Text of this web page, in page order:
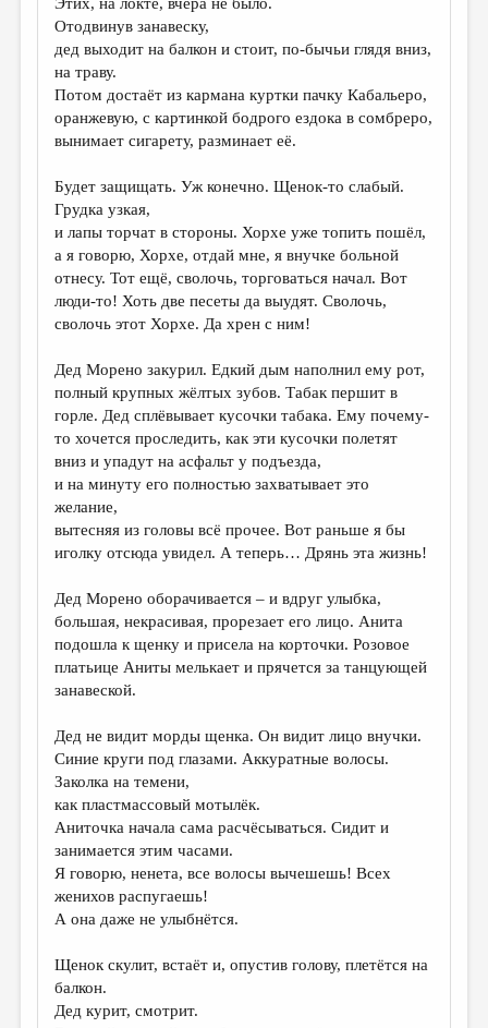
Отодвинув занавеску,
дед выходит на балкон и стоит, по-бычьи глядя вниз,
на траву.
Потом достаёт из кармана куртки пачку Кабальеро,
оранжевую, с картинкой бодрого ездока в сомбреро,
вынимает сигарету, разминает её.
Будет защищать. Уж конечно. Щенок-то слабый.
Грудка узкая,
и лапы торчат в стороны. Хорхе уже топить пошёл,
а я говорю, Хорхе, отдай мне, я внучке больной
отнесу. Тот ещё, сволочь, торговаться начал. Вот
люди-то! Хоть две песеты да выудят. Сволочь,
сволочь этот Хорхе. Да хрен с ним!
Дед Морено закурил. Едкий дым наполнил ему рот,
полный крупных жёлтых зубов. Табак першит в
горле. Дед сплёвывает кусочки табака. Ему почему-
то хочется проследить, как эти кусочки полетят
вниз и упадут на асфальт у подъезда,
и на минуту его полностью захватывает это
желание,
вытесняя из головы всё прочее. Вот раньше я бы
иголку отсюда увидел. А теперь… Дрянь эта жизнь!
Дед Морено оборачивается – и вдруг улыбка,
большая, некрасивая, прорезает его лицо. Анита
подошла к щенку и присела на корточки. Розовое
платьице Аниты мелькает и прячется за танцующей
занавеской.
Дед не видит морды щенка. Он видит лицо внучки.
Синие круги под глазами. Аккуратные волосы.
Заколка на темени,
как пластмассовый мотылёк.
Аниточка начала сама расчёсываться. Сидит и
занимается этим часами.
Я говорю, ненета, все волосы вычешешь! Всех
женихов распугаешь!
А она даже не улыбнётся.
Щенок скулит, встаёт и, опустив голову, плетётся на
балкон.
Дед курит, смотрит.